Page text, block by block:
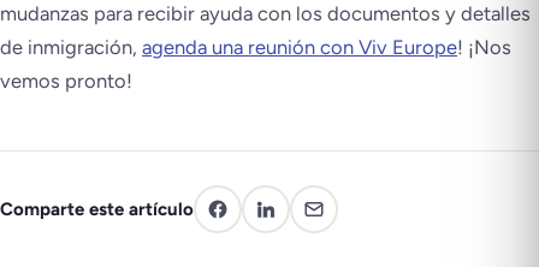
mudanzas para recibir ayuda con los documentos y detalles
de inmigración, agenda una reunión con Viv Europe! ¡Nos
vemos pronto!
Comparte este artículo